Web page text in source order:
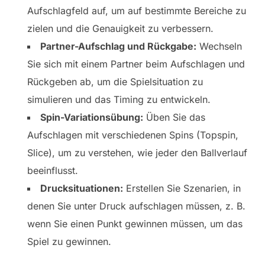
Aufschlagfeld auf, um auf bestimmte Bereiche zu
zielen und die Genauigkeit zu verbessern.
Partner-Aufschlag und Rückgabe: Wechseln
Sie sich mit einem Partner beim Aufschlagen und
Rückgeben ab, um die Spielsituation zu
simulieren und das Timing zu entwickeln.
Spin-Variationsübung: Üben Sie das
Aufschlagen mit verschiedenen Spins (Topspin,
Slice), um zu verstehen, wie jeder den Ballverlauf
beeinflusst.
Drucksituationen: Erstellen Sie Szenarien, in
denen Sie unter Druck aufschlagen müssen, z. B.
wenn Sie einen Punkt gewinnen müssen, um das
Spiel zu gewinnen.